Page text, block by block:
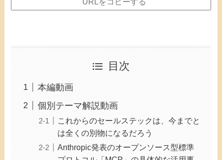
目次
本編動画
個別テーマ解説動画
これからのセールステックは、今までと
は全くの別物になるだろう
Anthropic発表のオープンソース型標準